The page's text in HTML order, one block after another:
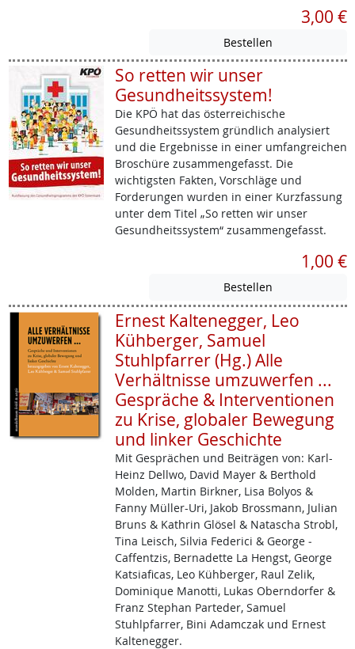
3,00 €
So retten wir unser
Gesundheitssystem!
Die KPÖ hat das österreichische
Gesundheitssystem gründlich analysiert
und die Ergebnisse in einer umfangreichen
Broschüre zusammengefasst. Die
wichtigsten Fakten, Vorschläge und
Forderungen wurden in einer Kurzfassung
unter dem Titel „So retten wir unser
Gesundheitssystem“ zusammengefasst.
1,00 €
Ernest Kaltenegger, Leo
Kühberger, Samuel
Stuhlpfarrer (Hg.) Alle
Verhältnisse umzuwerfen ...
Gespräche & Interventionen
zu Krise, globaler Bewegung
und linker Geschichte
Mit Gesprächen und Beiträgen von: Karl-
Heinz ­Dellwo, David Mayer & Berthold
Molden, Martin Birkner, Lisa Bolyos &
Fanny Müller­-Uri, Jakob ­Brossmann, Julian
Bruns & Kathrin Glösel & Natascha Strobl,
Tina Leisch, Silvia Federici & George ­
Caffentzis, Bernadette La Hengst, George
Katsiaficas, Leo Kühberger, Raul Zelik,
Dominique Manotti, Lukas Oberndorfer &
Franz Stephan Parteder, Samuel
Stuhlpfarrer, Bini Adamczak und Ernest
Kaltenegger.